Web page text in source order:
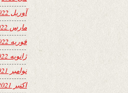
آوریل 2022
مارس 2022
فوریه 2022
ژانویه 2022
نوامبر 2021
اکتبر 2021